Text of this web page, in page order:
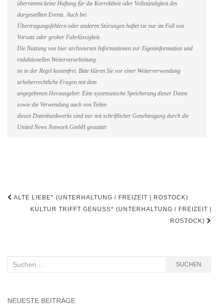
übernimmt keine Haftung für die Korrektheit oder Vollständigkeit des
dargestellten Events. Auch bei
Übertragungsfehlern oder anderen Störungen haftet sie nur im Fall von
Vorsatz oder grober Fahrlässigkeit.
Die Nutzung von hier archivierten Informationen zur Eigeninformation und
redaktionellen Weiterverarbeitung
ist in der Regel kostenfrei. Bitte klären Sie vor einer Weiterverwendung
urheberrechtliche Fragen mit dem
angegebenen Herausgeber. Eine systematische Speicherung dieser Daten
sowie die Verwendung auch von Teilen
dieses Datenbankwerks sind nur mit schriftlicher Genehmigung durch die
United News Network GmbH gestattet
Beitragsnavigation
ALTE LIEBE* (UNTERHALTUNG / FREIZEIT | ROSTOCK)
KULTUR TRIFFT GENUSS* (UNTERHALTUNG / FREIZEIT |
ROSTOCK)
Suchen
SUCHEN
NEUESTE BEITRÄGE